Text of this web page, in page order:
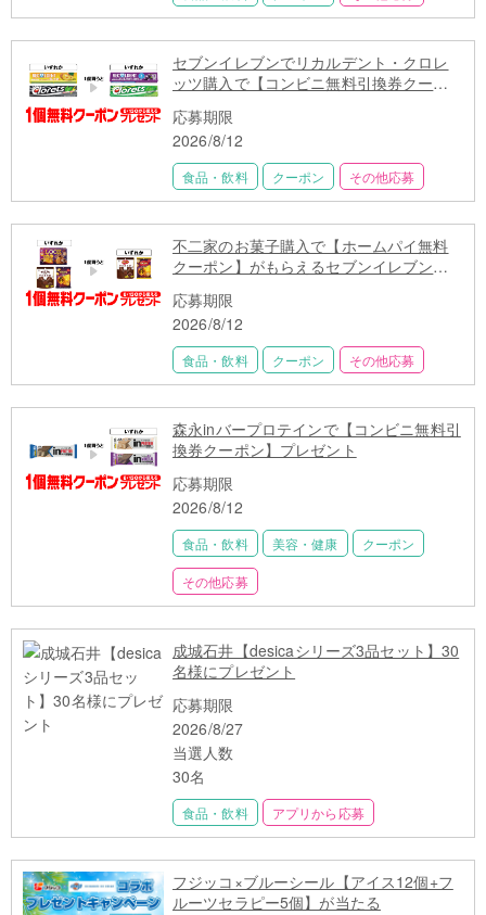
セブンイレブンでリカルデント・クロレ
ッツ購入で【コンビニ無料引換券クーポ
応募期限
2026/8/12
食品・飲料 クーポン その他応募
不二家のお菓子購入で【ホームパイ無料
クーポン】がもらえるセブンイレブン限
応募期限
2026/8/12
食品・飲料 クーポン その他応募
森永inバープロテインで【コンビニ無料引
換券クーポン】プレゼント
応募期限
2026/8/12
食品・飲料 美容・健康 クーポン
その他応募
成城石井【desicaシリーズ3品セット】30
名様にプレゼント
応募期限
2026/8/27
当選人数
30名
食品・飲料 アプリから応募
フジッコ×ブルーシール【アイス12個+フ
ルーツセラピー5個】が当たる